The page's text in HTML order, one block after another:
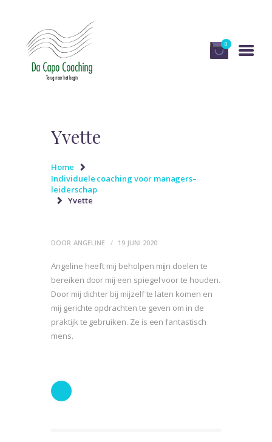
0
Yvette
Home
Individuele coaching voor managers–
leiderschap
Yvette
COACHING
PUBLICATIES EN MEDIA
DOOR ANGELINE 19 JUNI 2020
Angeline heeft mij beholpen mijn doelen te
bereiken door mij een spiegel voor te houden.
Door mij dichter bij mijzelf te laten komen en
mij gerichte opdrachten te geven om in de
praktijk te gebruiken. Ze is een fantastisch
mens.